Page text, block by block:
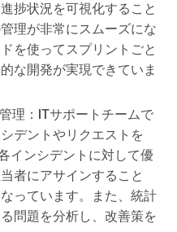
捗状況を可視化すること
理が非常にスムーズにな
を使ってスプリントごと
な開発が実現できていま
理：ITサポートチームで
デントやリクエストを
インシデントに対して優
者にアサインすること
っています。また、統計
問題を分析し、改善策を